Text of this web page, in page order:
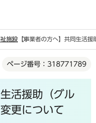
施設 【事業者の方へ】共同生活
ページ番号：318771789
活援助（グル
更について